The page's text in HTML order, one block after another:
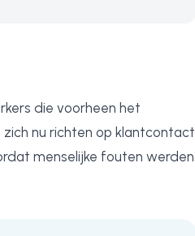
die voorheen het
nu richten op klantcontact
menselijke fouten werden